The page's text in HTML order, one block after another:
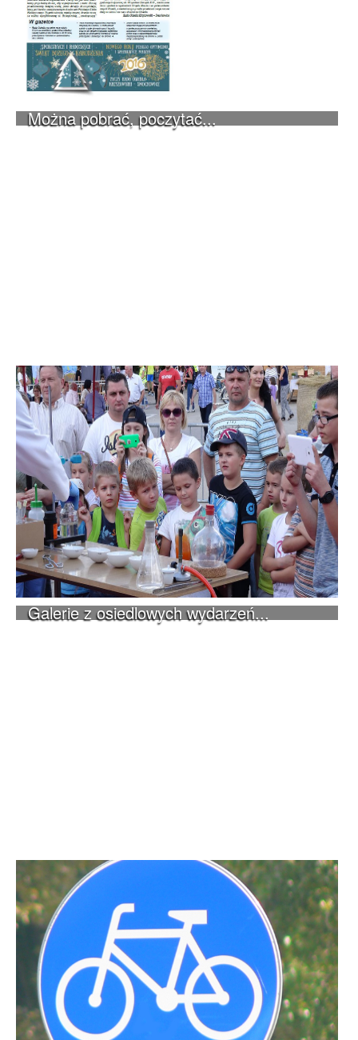
Można pobrać, poczytać...
Galerie z osiedlowych wydarzeń...